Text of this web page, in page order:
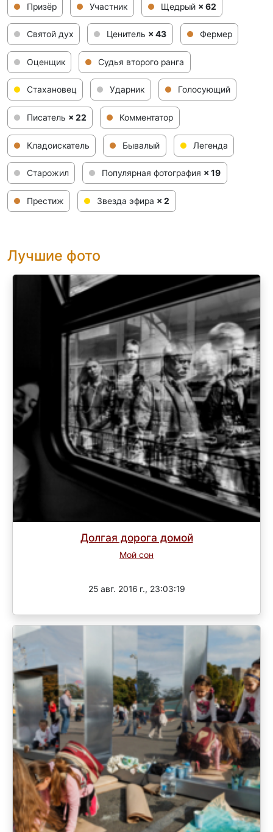
Призёр Участник Щедрый × 62
Святой дух Ценитель × 43 Фермер
Оценщик Судья второго ранга
Стахановец Ударник Голосующий
Писатель × 22 Комментатор
Кладоискатель Бывалый Легенда
Старожил Популярная фотография × 19
Престиж Звезда эфира × 2
Лучшие фото
Долгая дорога домой
Мой сон
25 авг. 2016 г., 23:03:19